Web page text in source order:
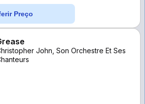
Preço
John, Son Orchestre Et Ses